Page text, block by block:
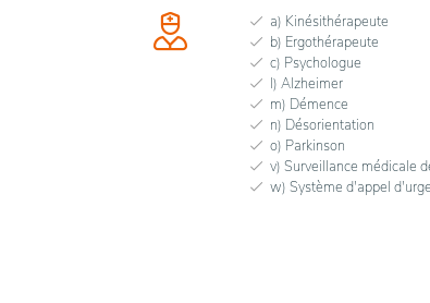
a) Kinésithérapeute
b) Ergothérapeute
c) Psychologue
l) Alzheimer
m) Démence
n) Désorientation
o) Parkinson
v) Surveillance médicale
w) Système d'appel